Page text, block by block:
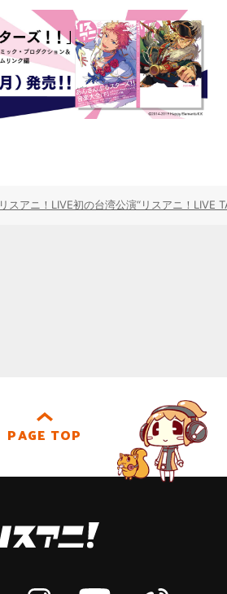
リスアニ！LIVE初の台湾公演“リスアニ！LIVE
PAGE TOP